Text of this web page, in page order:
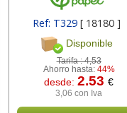
Ref: T329[ 18180 ]
Disponible
Tarifa :4,53
Ahorro hasta: 44%
desde:2.53€
3,06 con Iva